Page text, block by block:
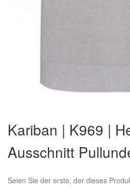
der
Bildergalerie
springen
Kariban | K969 |
Ausschnitt
Seien Sie der erste, der dieses